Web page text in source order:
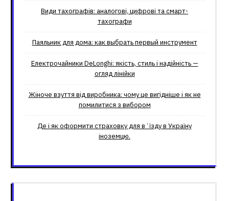
Види тахографів: аналогові, цифрові та смарт-
тахографи
Паяльник для дома: как выбрать первый инструмент
Електрочайники DeLonghi: якість, стиль і надійність —
огляд лінійки
Жіноче взуття від виробника: чому це вигідніше і як не
помилитися з вибором
Де і як оформити страховку для вʼїзду в Україну
іноземцю.